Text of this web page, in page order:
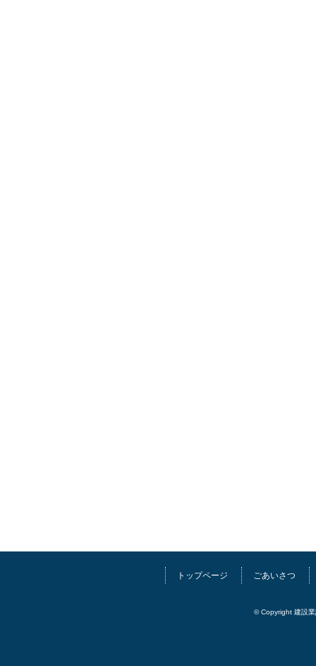
トップページ ごあいさつ
© Copyright 建設